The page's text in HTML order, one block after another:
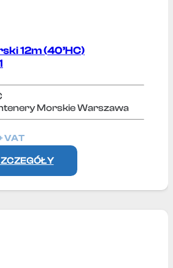
12m (40’HC)
Morskie Warszawa
VAT